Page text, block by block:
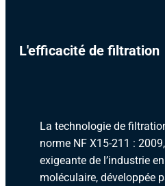
L'efficacité de filtration
La technologie de
norme NF X15-211 :
exigeante de l’industrie
moléculaire, développée